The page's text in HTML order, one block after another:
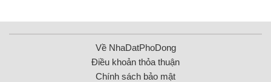
Về NhaDatPhoDong
Điều khoản thỏa thuận
Chính sách bảo mật